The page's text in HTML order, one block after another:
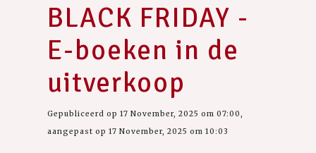
BLACK FRIDAY -
E-boeken in de
uitverkoop
Gepubliceerd op 17 November, 2025 om 07:00,
aangepast op 17 November, 2025 om 10:03